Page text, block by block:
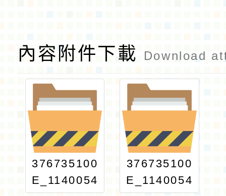
內容附件下載 Download
376735100
E_1140054
376735100
E_1140054